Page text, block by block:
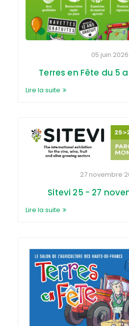
05 juin 2026
Terres en Fête du 5
Lire la suite
27 novembre
Sitevi 25 - 27
Lire la suite